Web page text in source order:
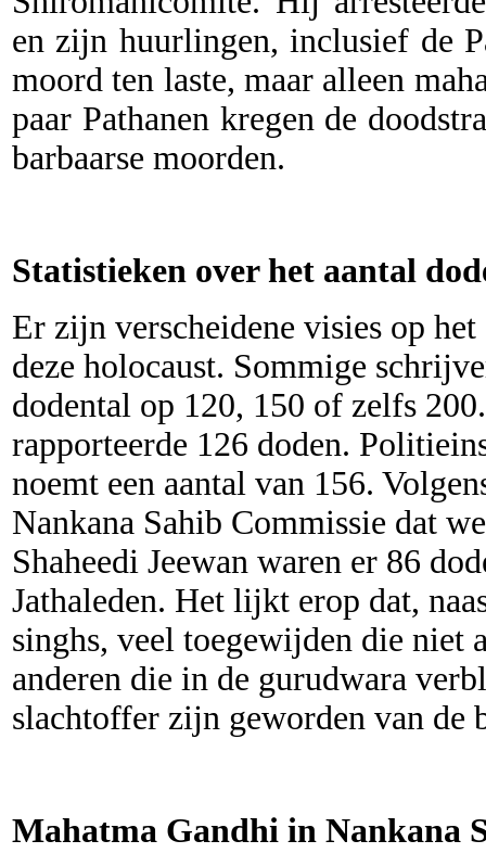
en zijn huurlingen, inclusief de
moord ten laste, maar alleen
paar Pathanen kregen de
barbaarse moorden.
Statistieken over het aantal
Er zijn verscheidene visies op
deze holocaust. Sommige
dodental op 120, 150 of zelfs
rapporteerde 126 doden.
noemt een aantal van 156.
Nankana Sahib Commissie dat
Shaheedi Jeewan waren er 86
Jathaleden. Het lijkt erop dat,
singhs, veel toegewijden die niet
anderen die in de gurudwara
slachtoffer zijn geworden van de
Mahatma Gandhi in Nankana